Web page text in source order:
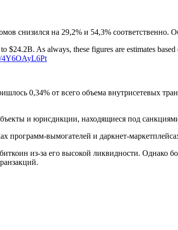
снизился на 29,2% и 54,3% соответственно.
As always, these figures are estimates
4Y6OAyL6Pt
0,34% от всего объема внутрисетевых
и юрисдикции, находящиеся под
программ-вымогателей и даркнет-
из-за его высокой ликвидности. Однако